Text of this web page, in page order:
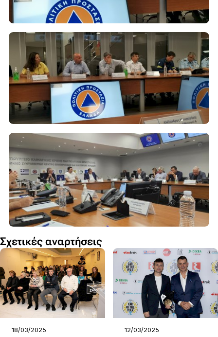
Σχετικές αναρτήσεις
18/03/2025 12/03/2025